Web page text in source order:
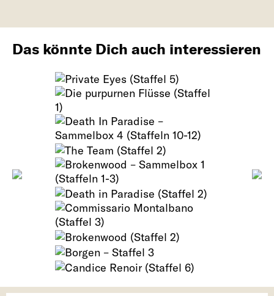
Das könnte Dich auch interessieren